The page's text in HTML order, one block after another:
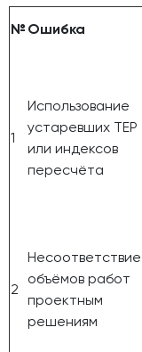
№ Ошибка
1
Использование
устаревших ТЕР
или индексов
пересчёта
2
Несоответствие
объёмов работ
проектным
решениям